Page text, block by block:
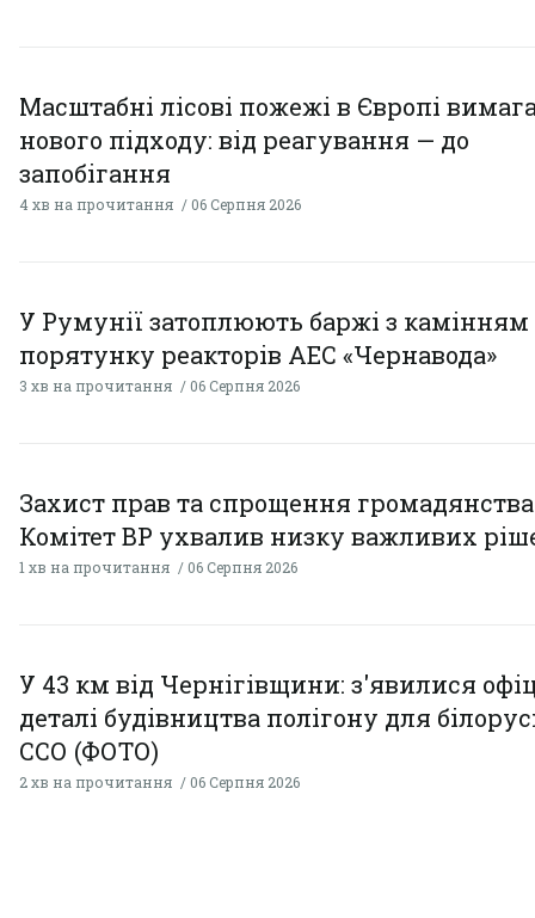
Масштабні лісові пожежі в Європі
нового підходу: від реагування — до
запобігання
4 хв на прочитання 06 Серпня 2026
У Румунії затоплюють баржі з
порятунку реакторів АЕС «Чернавода»
3 хв на прочитання 06 Серпня 2026
Захист прав та спрощення
Комітет ВР ухвалив низку важливих
1 хв на прочитання 06 Серпня 2026
У 43 км від Чернігівщини: з'явилися
деталі будівництва полігону для
ССО (ФОТО)
2 хв на прочитання 06 Серпня 2026